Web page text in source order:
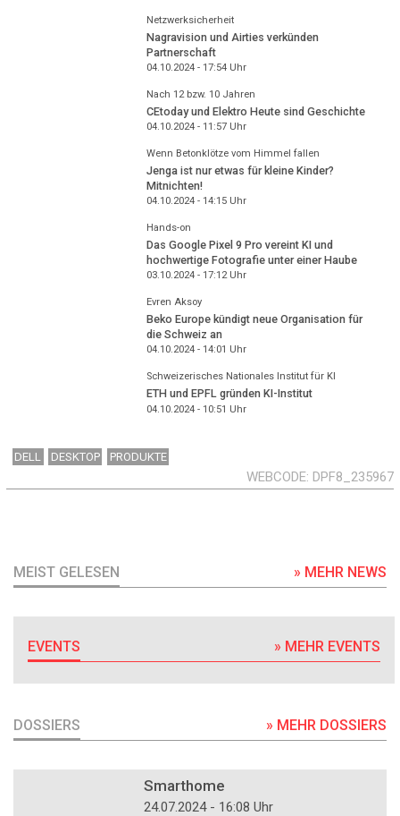
Netzwerksicherheit
Nagravision und Airties verkünden
Partnerschaft
04.10.2024 - 17:54Uhr
Nach 12 bzw. 10 Jahren
CEtoday und Elektro Heute sind Geschichte
04.10.2024 - 11:57Uhr
Wenn Betonklötze vom Himmel fallen
Jenga ist nur etwas für kleine Kinder?
Mitnichten!
04.10.2024 - 14:15Uhr
Hands-on
Das Google Pixel 9 Pro vereint KI und
hochwertige Fotografie unter einer Haube
03.10.2024 - 17:12Uhr
Evren Aksoy
Beko Europe kündigt neue Organisation für
die Schweiz an
04.10.2024 - 14:01 Uhr
Schweizerisches Nationales Institut für KI
ETH und EPFL gründen KI-Institut
04.10.2024 - 10:51 Uhr
DELL DESKTOP PRODUKTE
WEBCODE DPF8_235967
MEIST GELESEN » MEHR NEWS
EVENTS » MEHR EVENTS
DOSSIERS » MEHR DOSSIERS
Smarthome
24.07.2024 - 16:08 Uhr